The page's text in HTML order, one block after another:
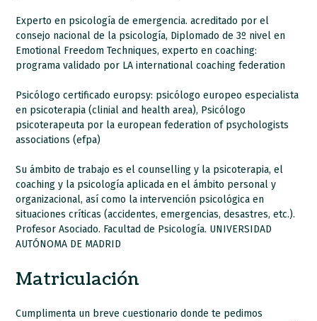
Experto en psicología de emergencia. acreditado por el
consejo nacional de la psicología, Diplomado de 3º nivel en
Emotional Freedom Techniques, experto en coaching:
programa validado por LA international coaching federation
Psicólogo certificado europsy: psicólogo europeo especialista
en psicoterapia (clinial and health area), Psicólogo
psicoterapeuta por la european federation of psychologists
associations (efpa)
Su ámbito de trabajo es el counselling y la psicoterapia, el
coaching y la psicología aplicada en el ámbito personal y
organizacional, así como la intervención psicológica en
situaciones críticas (accidentes, emergencias, desastres, etc.).
Profesor Asociado. Facultad de Psicología. UNIVERSIDAD
AUTÓNOMA DE MADRID
Matriculación
Cumplimenta un breve cuestionario donde te pedimos